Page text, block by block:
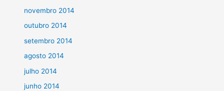
novembro 2014
outubro 2014
setembro 2014
agosto 2014
julho 2014
junho 2014